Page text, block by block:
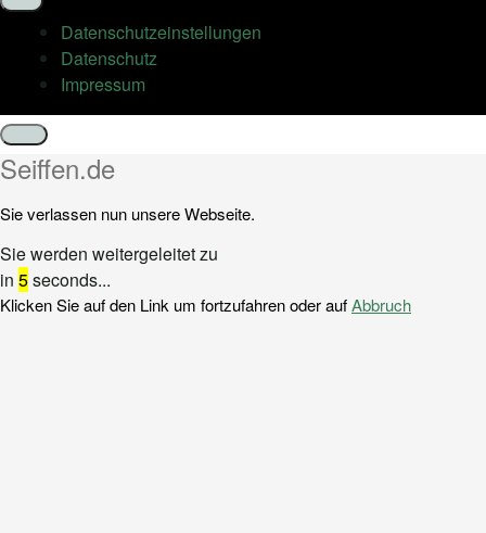
Datenschutz­einstellungen
Datenschutz
Impressum
Schließen
Seiffen.de
Sie verlassen nun unsere Webseite.
Sie werden weitergeleitet zu
in 5seconds...
Klicken Sie auf den Link um fortzufahren oder aufAbbruch